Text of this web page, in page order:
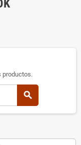
productos.
search